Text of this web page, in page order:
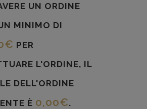
UN ORDINE
MINIMO DI
€ PER
L'ORDINE, IL
DELL'ORDINE
È 0,00€.